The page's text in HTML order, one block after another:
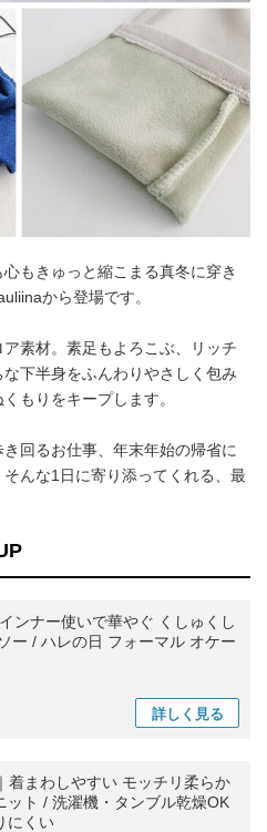
もきゅっと縮こまる真冬に穿き
から登場です。
素材。素足もよろこぶ、リッチ
下半身をふんわりやさしく包み
もりをキープします。
回るお仕事、年末年始の帰省に
んな1日に寄り添ってくれる、最
ンナー使いで華やぐ くしゅくし
ー / ハレの日 フォーマル オケー
詳しく 見る
着まわしやすい モッチリ柔らか
ット / 洗濯機・タンブル乾燥OK
にくい